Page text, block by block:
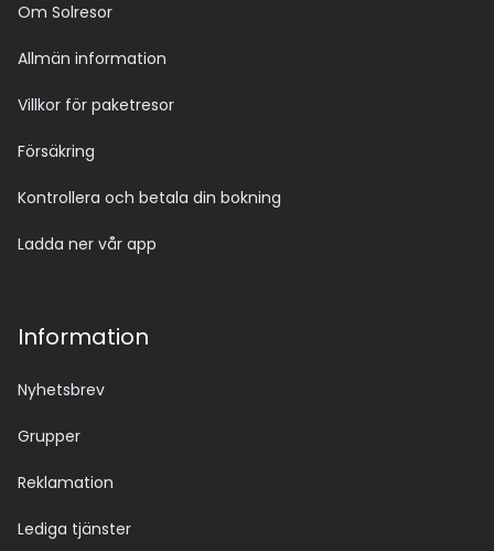
Om Solresor
Allmän information
Villkor för paketresor
Försäkring
Kontrollera och betala din bokning
Ladda ner vår app
Information
Nyhetsbrev
Grupper
Reklamation
Lediga tjänster